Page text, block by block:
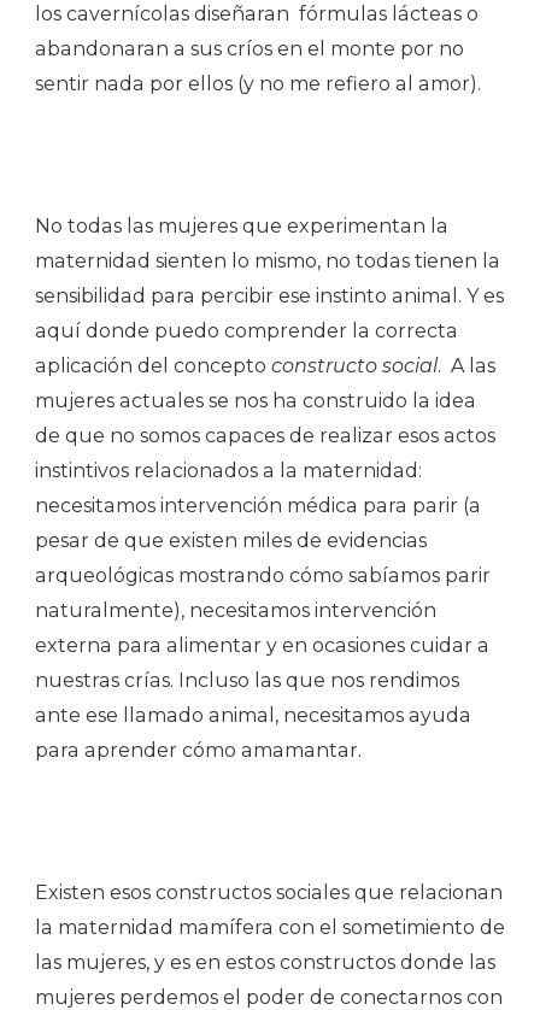
los cavernícolas diseñaran fórmulas lácteas o
abandonaran a sus críos en el monte por no
sentir nada por ellos (y no me refiero al amor).
No todas las mujeres que experimentan la
maternidad sienten lo mismo, no todas tienen la
sensibilidad para percibir ese instinto animal. Y es
aquí donde puedo comprender la correcta
aplicación del concepto constructo social. A las
mujeres actuales se nos ha construido la idea
de que no somos capaces de realizar esos actos
instintivos relacionados a la maternidad:
necesitamos intervención médica para parir (a
pesar de que existen miles de evidencias
arqueológicas mostrando cómo sabíamos parir
naturalmente), necesitamos intervención
externa para alimentar y en ocasiones cuidar a
nuestras crías. Incluso las que nos rendimos
ante ese llamado animal, necesitamos ayuda
para aprender cómo amamantar.
Existen esos constructos sociales que relacionan
la maternidad mamífera con el sometimiento de
las mujeres, y es en estos constructos donde las
mujeres perdemos el poder de conectarnos con